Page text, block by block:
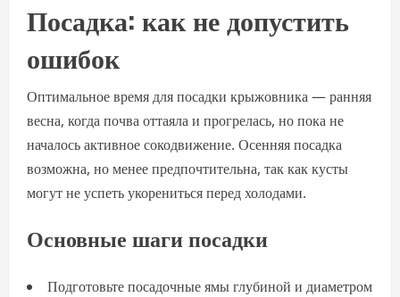
Посадка: как не допустить
ошибок
Оптимальное время для посадки крыжовника — ранняя
весна, когда почва оттаяла и прогрелась, но пока не
началось активное сокодвижение. Осенняя посадка
возможна, но менее предпочтительна, так как кусты
могут не успеть укорениться перед холодами.
Основные шаги посадки
Подготовьте посадочные ямы глубиной и диаметром